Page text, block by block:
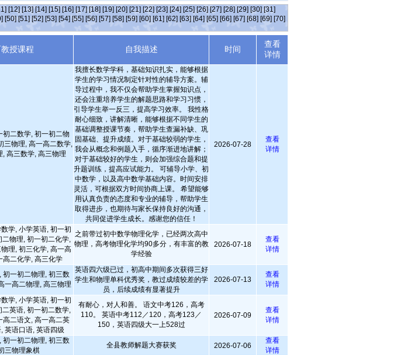
[12] [13] [14] [15] [16] [17] [18] [19] [20] [21] [22] [23] [24] [25] [26] [27] [28] [29] [30] [31]
[50] [51] [52] [53] [54] [55] [56] [57] [58] [59] [60] [61] [62] [63] [64] [65] [66] [67] [68] [69] [70]
授课程 自我描述 时间
查看
详情
初二数学, 初一初二物
三物理, 高一高二数学,
, 高三数学, 高三物理
我擅长数学学科，基础知识扎实，能够根据
学生的学习情况制定针对性的辅导方案。辅
导过程中，我不仅会帮助学生掌握知识点，
还会注重培养学生的解题思路和学习习惯，
引导学生举一反三，提高学习效率。 我性格
耐心细致，讲解清晰，能够根据不同学生的
基础调整授课节奏，帮助学生查漏补缺、巩
固基础、提升成绩。对于基础较弱的学生，
我会从概念和例题入手，循序渐进地讲解；
对于基础较好的学生，则会加强综合题和提
升题训练，提高应试能力。 可辅导小学、初
中数学，以及高中数学基础内容。时间安排
灵活，可根据双方时间协商上课。 希望能够
用认真负责的态度和专业的辅导，帮助学生
取得进步，也期待与家长保持良好的沟通，
共同促进学生成长。感谢您的信任！
2026-07-28
查看
详情
学, 小学英语, 初一初
二物理, 初一初二化学,
理, 初三化学, 高一高
高二化学, 高三化学
之前带过初中数学物理化学，已经两次高中
物理，高考物理化学均90多分，有丰富的教
学经验
2026-07-18
查看
详情
初一初二物理, 初三数
一高二物理, 高三物理
英语四六级已过，初高中期间多次获得三好
学生和物理单科优秀奖，教过成绩较差的学
员，后续成绩有显著提升
2026-07-13
查看
详情
学, 小学英语, 初一初
二英语, 初一初二数学,
高二语文, 高一高二英
英语口语, 英语四级
有耐心，对人和善。 语文中考126，高考
110。 英语中考112／120，高考123／
150，英语四级大一上528过
2026-07-09
查看
详情
初一初二物理, 初三数
三物理象棋
全县教师解题大赛获奖 2026-07-06
查看
详情